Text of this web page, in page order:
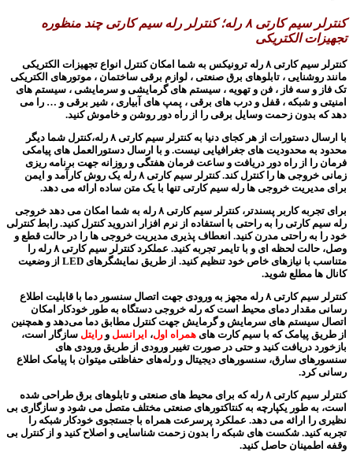
کنترلر سیم کارتی ۸ رله؛ کنترلر رله سیم کارتی چند منظوره
تجهیزات الکتریکی
کنترلر سیم کارتی ۸ رله ترونیکس به شما امکان کنترل انواع تجهیزات الکتریکی
مانند روشنایی ، تابلوهای برق صنعتی ، لوازم برقی ساختمان ، موتورهای الکتریکی
تک فاز و سه فاز ، فن و تهویه ، سیستم های گرمایشی و سرمایشی ، سیستم های
امنیتی و شبکه ، قفل و درب های برقی ، پمپ های آبیاری ، شیر برقی و … را می
دهد که بدون زحمت وسایل برقی را از راه دور روشن و خاموش کنید.
با ارسال دستورات از هر کجای دنیا به کنترلر سیم کارتی ۸ رله،کنترل شما دیگر
محدود به محدودیت های جغرافیایی نیست. و با ارسال دستورالعمل های پیامکی
فرمان را از راه دور دریافت و ساعت فرمان هفتگی و روزانه جهت برنامه ریزی
زمانی خروجی ها را کنترل کند
. کنترلر سیم کارتی ۸ رله یک روش کارآمد و ایمن
برای مدیریت خروجی ها رله سیم کارتی تنها با یک متن ساده ارائه می دهد.
برای تجربه کاربر پسندتر، کنترلر سیم کارتی ۸ رله به شما امکان می دهد خروجی
رله سیم کارتی را به راحتی با استفاده از نرم افزار اندروید کنترل کنید. رابط کنترلی
خود را به راحتی مدرن کنید. انعطاف پذیری مدیریت خروجی ها را در حالت قطع و
وصل، حالت لحظه ای و با تایمر تجربه کنید. عملکرد کنترلر سیم کارتی ۸ رله را
متناسب با نیازهای خاص خود تنظیم کنید. از طریق نمایشگرهای LED از وضعیت
کانال ها مطلع شوید.
کنترلر سیم کارتی ۸ رله مجهز به ورودی جهت اتصال سنسور دما با قابلیت اطلاع
رسانی مقدار دمای محیط استکه رله خروجی دستگاه به طور خودکار امکان
اتصال سیستم های سرمایش و گرمایش جهت کنترل مطابق دما می‌دهد و همچنین
از طریق پیامک که با سیم کارت های همراه اول، ایرانسل و رایتل سازگار است،
بازخورد دریافت کنید و حتی در صورت تغییر ورودی از طریق ورودی های
سنسورهای سارق، سنسورهای دیجیتال و رله‌های حفاظتی میتوان با پیامک اطلاع
رسانی کرد.
کنترلر سیم کارتی ۸ رله که برای محیط های صنعتی و تابلوهای برق طراحی شده
است، به طور یکپارچه به کنتاکتورهای صنعتی مختلف متصل می شود و سازگاری بی
نظیری را ارائه می دهد. عملکرد پرسرعت همراه با جستجوی خودکار شبکه را
تجربه کنید. شکست های شبکه را بدون زحمت شناسایی و اصلاح کنید و از کنترل بی
وقفه اطمینان حاصل کنید.